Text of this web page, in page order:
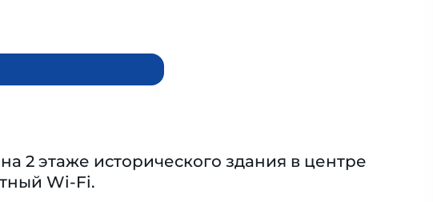
2 этаже исторического здания в центре
Wi-Fi.